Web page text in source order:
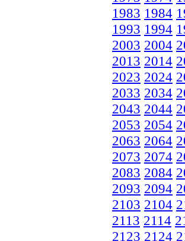
1983 1984
1993 1994
2003 2004
2013 2014
2023 2024
2033 2034
2043 2044
2053 2054
2063 2064
2073 2074
2083 2084
2093 2094
2103 2104
2113 2114
2123 2124